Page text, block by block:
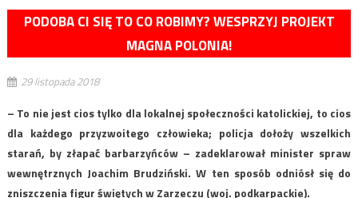
PODOBA CI SIĘ TO CO ROBIMY? WESPRZYJ PROJEKT
MAGNA POLONIA!
29 listopada 2018
– To nie jest cios tylko dla lokalnej społeczności katolickiej, to cios
dla każdego przyzwoitego człowieka; policja dołoży wszelkich
starań, by złapać barbarzyńców – zadeklarował minister spraw
wewnętrznych Joachim Brudziński. W ten sposób odniósł się do
zniszczenia figur świętych w Zarzeczu (woj. podkarpackie).